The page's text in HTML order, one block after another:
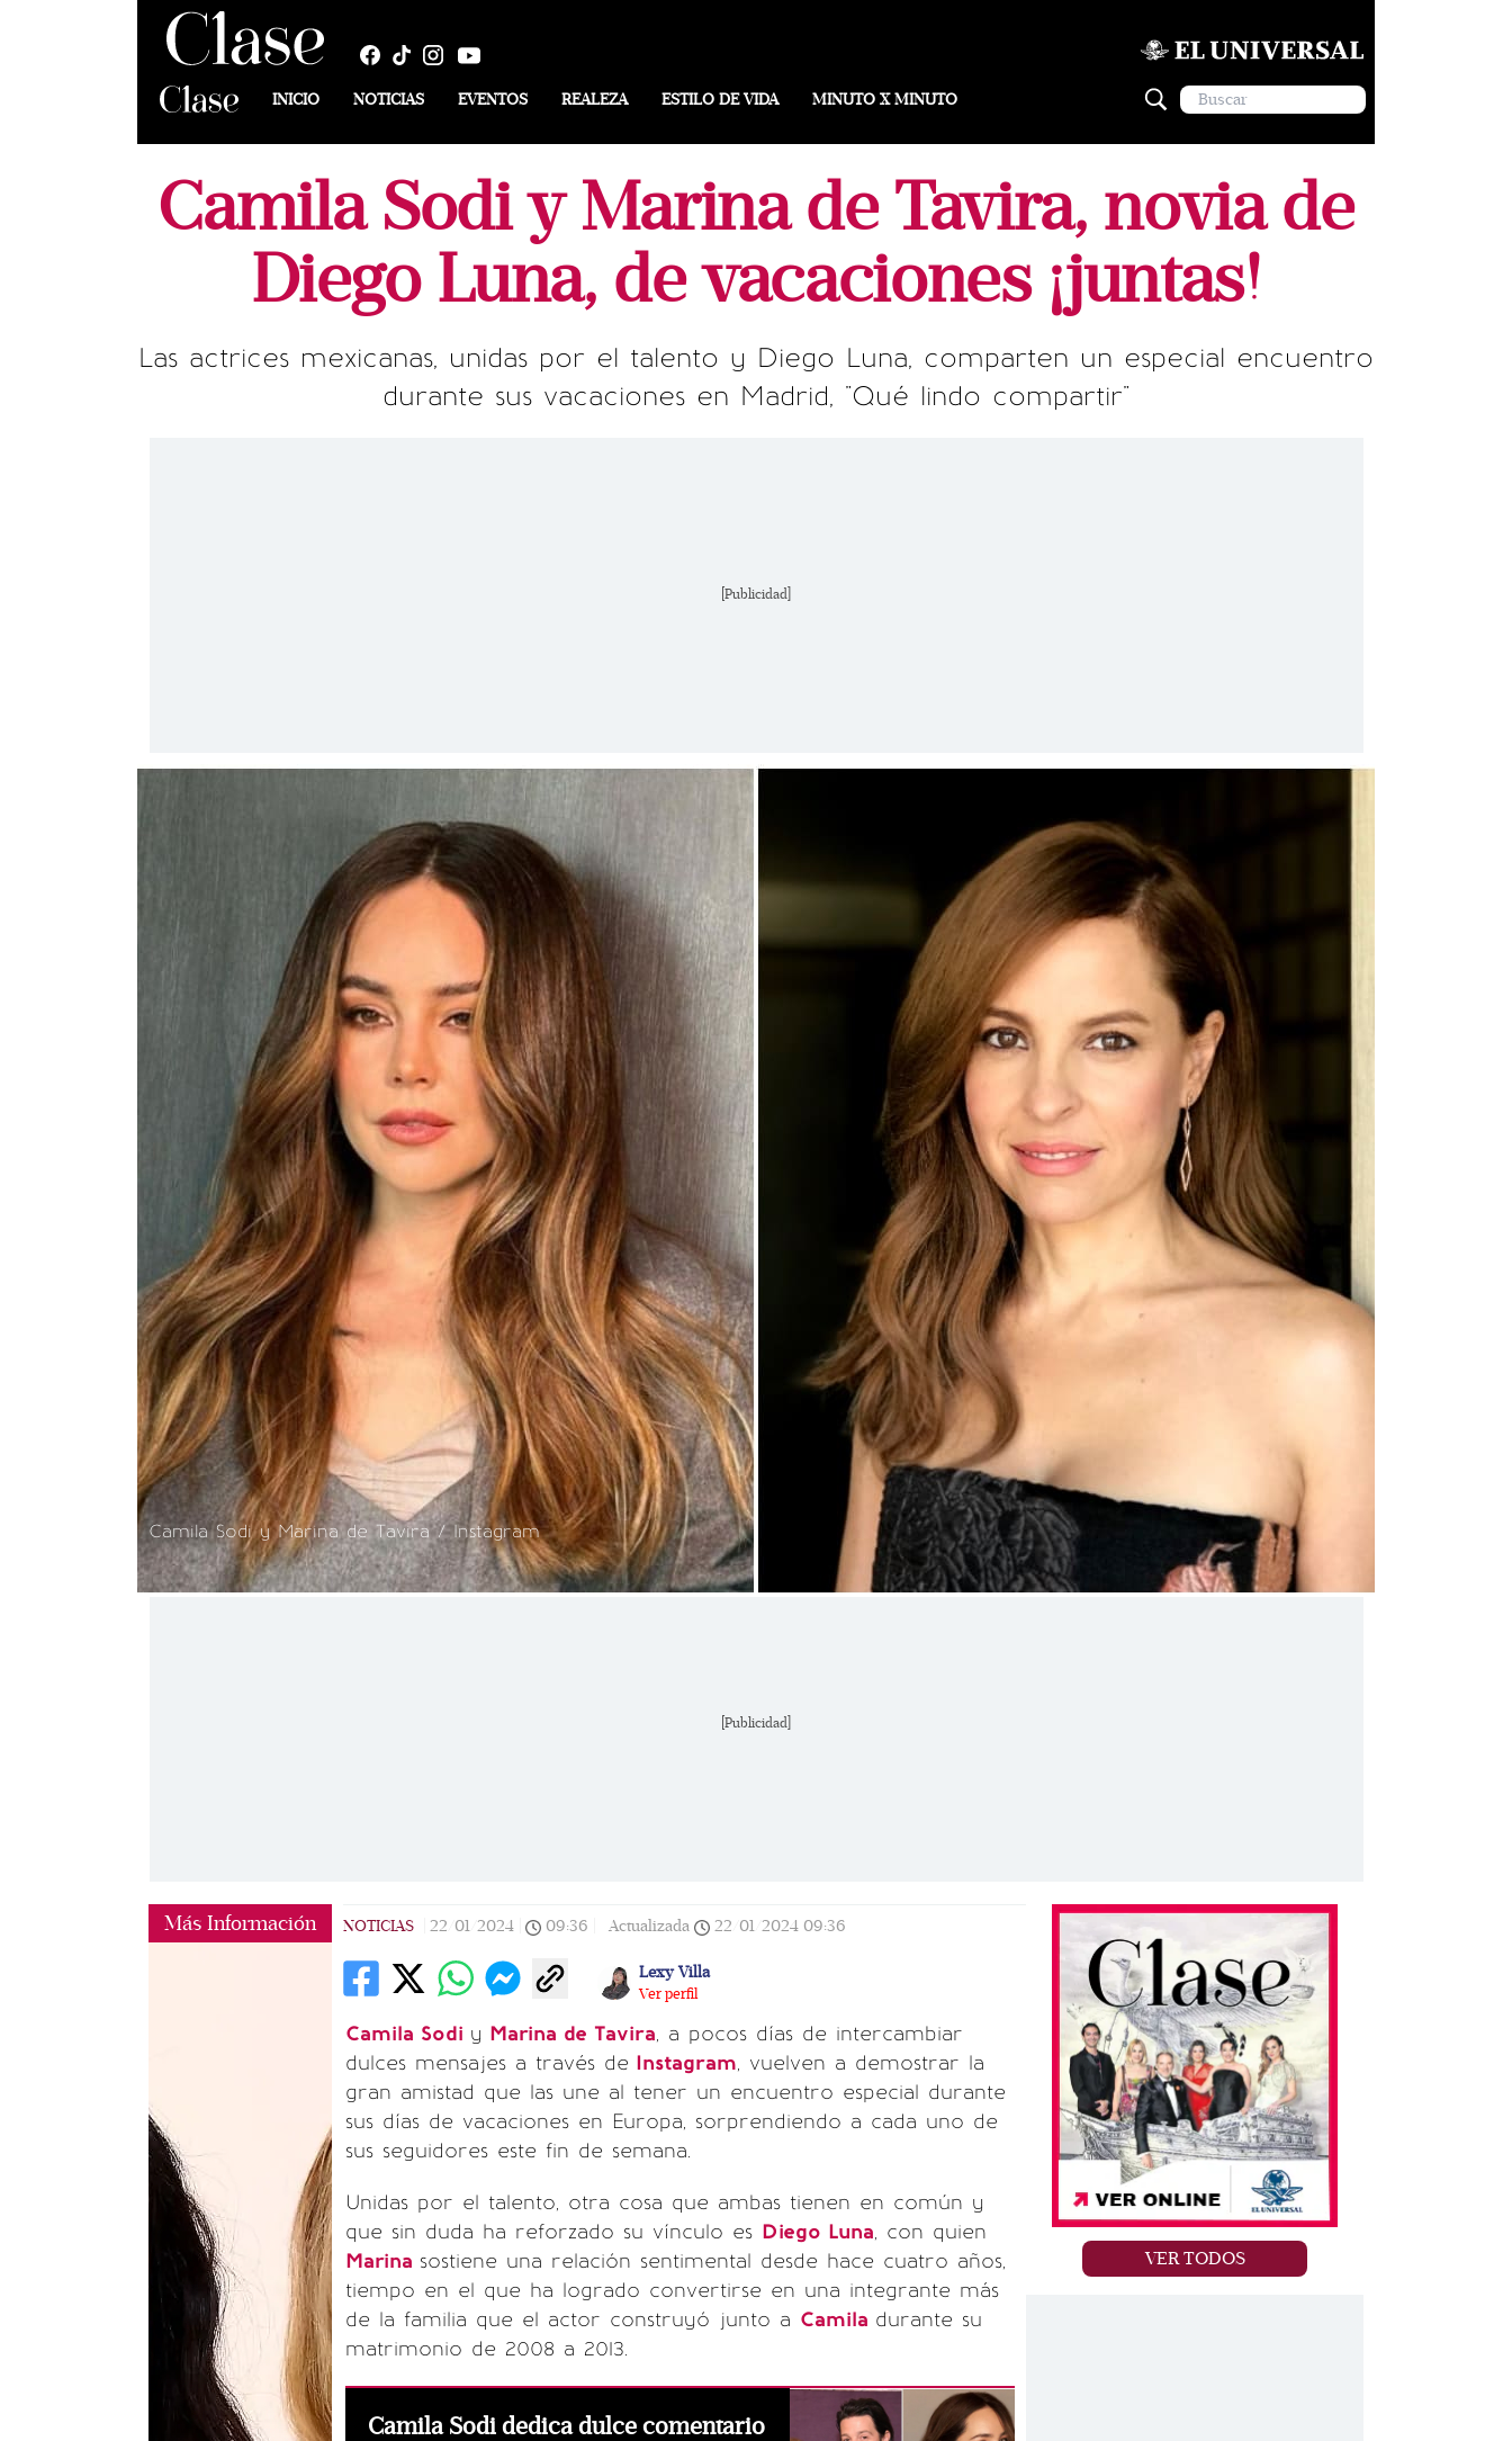
INICIO NOTICIAS EVENTOS REALEZA ESTILO DE VIDA MINUTO X MINUTO
Camila Sodi y Marina de Tavira, novia de
Diego Luna, de vacaciones ¡juntas!
Las actrices mexicanas, unidas por el talento y Diego Luna, comparten un especial encuentro
durante sus vacaciones en Madrid, "Qué lindo compartir"
[Publicidad]
Camila Sodi y Marina de Tavira / Instagram
[Publicidad]
Más Información NOTICIAS 22/01/2024 09:36 Actualizada 22/01/2024 09:36
Lexy Villa
Ver perfil
Camila Sodi y Marina de Tavira, a pocos días de intercambiar
dulces mensajes a través de Instagram, vuelven a demostrar la
gran amistad que las une al tener un encuentro especial durante
sus días de vacaciones en Europa, sorprendiendo a cada uno de
sus seguidores este fin de semana.
Unidas por el talento, otra cosa que ambas tienen en común y
que sin duda ha reforzado su vínculo es Diego Luna, con quien
Marina sostiene una relación sentimental desde hace cuatro años,
tiempo en el que ha logrado convertirse en una integrante más
de la familia que el actor construyó junto a Camila durante su
matrimonio de 2008 a 2013.
Camila Sodi dedica dulce comentario
VER TODOS